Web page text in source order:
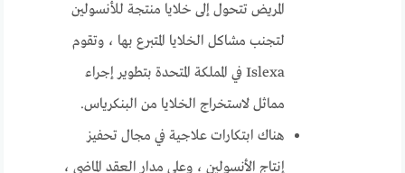
المريض تتحول إلى خلايا منتجة للأنسولين
لتجنب مشاكل الخلايا المتبرع بها ، وتقوم
Islexa في المملكة المتحدة بتطوير إجراء
مماثل لاستخراج الخلايا من البنكرياس.
هناك ابتكارات علاجية في مجال تحفيز
إنتاج الأنسولين ، وعلى مدار العقد الماضي ،